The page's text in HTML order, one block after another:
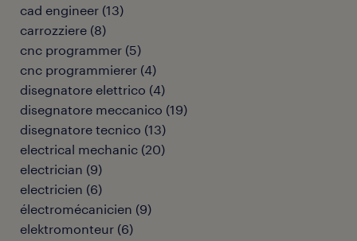
cad engineer (13)
carrozziere (8)
cnc programmer (5)
cnc programmierer (4)
disegnatore elettrico (4)
disegnatore meccanico (19)
disegnatore tecnico (13)
electrical mechanic (20)
electrician (9)
electricien (6)
électromécanicien (9)
elektromonteur (6)